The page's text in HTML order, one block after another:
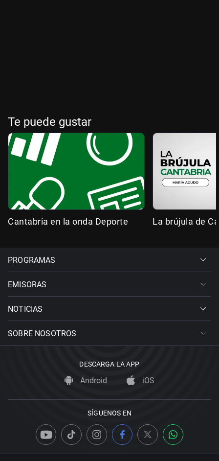
Te puede gustar
Cantabria en la onda Deporte La brújula de
PROGRAMAS
EMISORAS
NOTICIAS
SOBRE NOSOTROS
DESCARGA LA APP
Android iOS
SÍGUENOS EN